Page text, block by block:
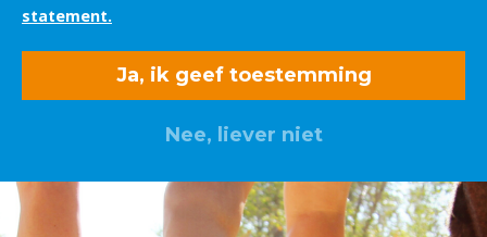
statement.
Ja, ik geef toestemming
Nee, liever niet